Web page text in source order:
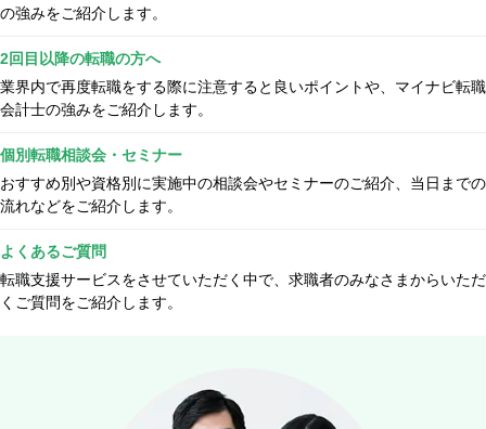
の強みをご紹介します。
2回目以降の転職の方へ
業界内で再度転職をする際に注意すると良いポイントや、マイナビ転職
会計士の強みをご紹介します。
個別転職相談会・セミナー
おすすめ別や資格別に実施中の相談会やセミナーのご紹介、当日までの
流れなどをご紹介します。
よくあるご質問
転職支援サービスをさせていただく中で、求職者のみなさまからいただ
くご質問をご紹介します。